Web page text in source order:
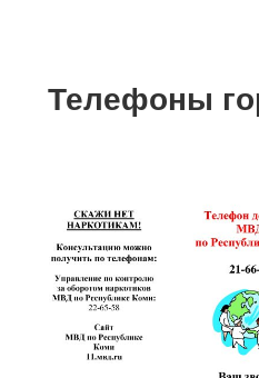
Телефоны